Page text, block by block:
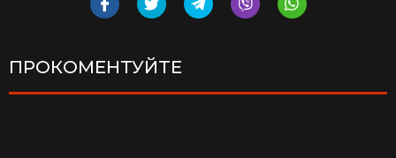
ПРОКОМЕНТУЙТЕ